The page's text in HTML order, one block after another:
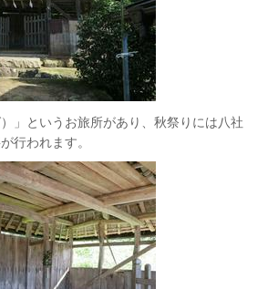
」というお旅所があり、秋祭りには八社
行われます。